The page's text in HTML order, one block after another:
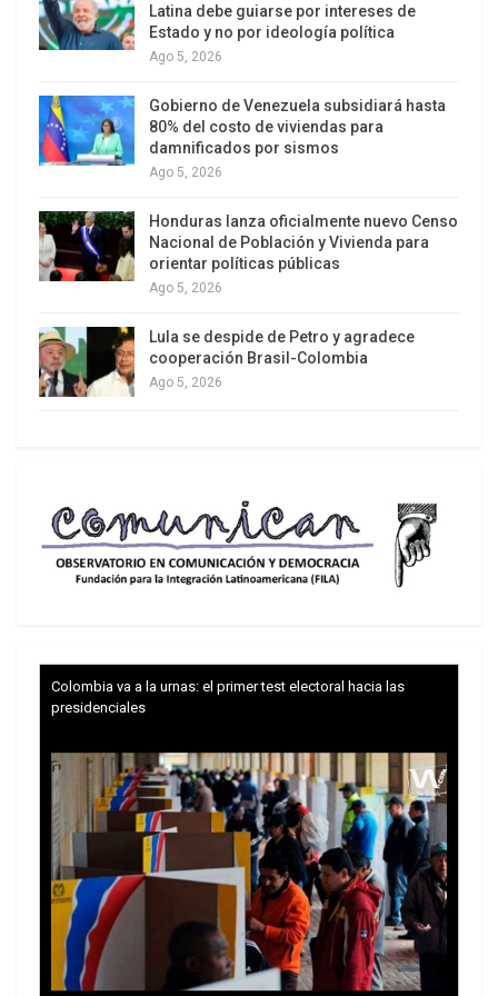
“Estamos activando las vías nacionales e
internacionales, de verificación, justicia y
verificación de derechos humanos, por las
acciones graves contra los derechos
fundamentales que un grupo corrupto agazapado
en sectores de justicia”, señaló Arévalo.
Amarrado al Congreso
Aunque el mandatario exigió la renuncia a
Consuelo Porras señaló que el Congreso debe
llamado a los diputados la reforma al artículo 14
de la Ley Orgánica del Ministerio Público “para
enderezar el camino hacia la democracia”, pese a
Consuelo Porras, la polémica fiscal general
para citar a la fiscal general y que el gabinete de
Gobierno analiza el momento más oportuno para
entregar el documento.
Eso sí, Arévalo aseguró que no utilizará acciones
ilegales, ni rupturas constitucionales tal y como lo
quieren los grupos que están provocando.
“No puedo decir cuál es la hoja de ruta. Tenemos
Latina debe guiarse por intereses de
Estado y no por ideología política
Ago 5, 2026
Gobierno de Venezuela subsidiará hasta
80% del costo de viviendas para
damnificados por sismos
Ago 5, 2026
Honduras lanza oficialmente nuevo Censo
Nacional de Población y Vivienda para
orientar políticas públicas
Ago 5, 2026
Lula se despide de Petro y agradece
cooperación Brasil-Colombia
Ago 5, 2026
Colombia va a la urnas: el primer test electoral hacia las
presidenciales